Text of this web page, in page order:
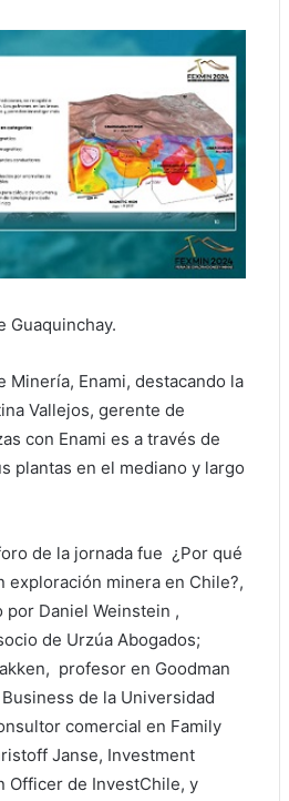
Guaquinchay.
Enami, destacando la
Vallejos, gerente de
con Enami es a través de
plantas en el mediano y largo
de la jornada fue ¿Por qué
exploración minera en Chile?,
por Daniel Weinstein ,
de Urzúa Abogados;
profesor en Goodman
de la Universidad
comercial en Family
Janse, Investment
Officer de InvestChile, y